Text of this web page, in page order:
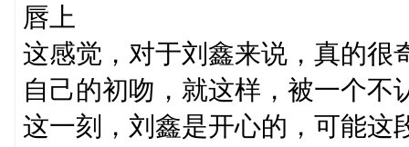
唇上
这感觉，对于刘鑫来说，真的很
自己的初吻，就这样，被一个
这一刻，刘鑫是开心的，可能这